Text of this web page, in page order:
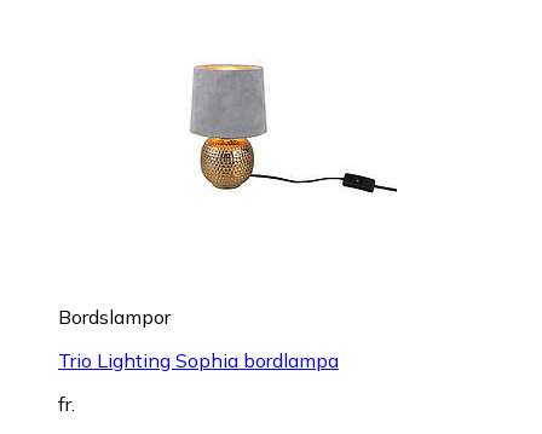
Bordslampor
Trio Lighting Sophia bordlampa
fr.